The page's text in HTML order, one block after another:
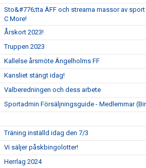
Sto&#776;tta ÄFF och streama massor av
C More!
Årskort 2023!
Truppen 2023
Kallelse årsmöte Ängelholms FF
Kansliet stängt idag!
Valberedningen och dess arbete
Sportadmin Försäljningsguide - Medlemmar
Träning inställd idag den 7/3
Vi säljer påskbingolotter!
Herrlag 2024